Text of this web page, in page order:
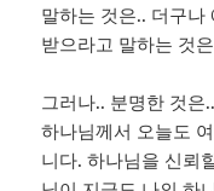
말하는 것은.. 더구나
받으라고 말하는 것
그러나.. 분명한 것은
하나님께서 오늘도
니다. 하나님을 신뢰